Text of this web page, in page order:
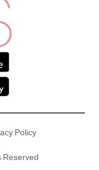
Policy
Reserved